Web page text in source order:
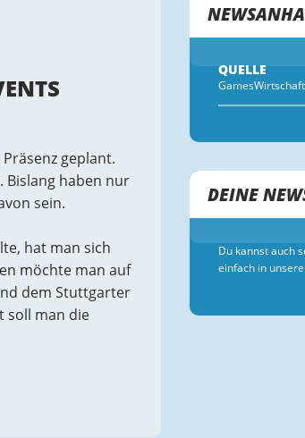
geplant.
Bislang haben nur
sein.
hat man sich
möchte man auf
dem Stuttgarter
soll man die
QUELLE
GamesWirtschaft
DEINE
Du kannst auch
einfach in